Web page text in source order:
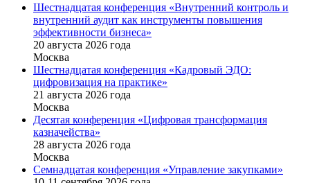
Шестнадцатая конференция «Внутренний контроль и
внутренний аудит как инструменты повышения
эффективности бизнеса»
20 августа 2026 года
Москва
Шестнадцатая конференция «Кадровый ЭДО:
цифровизация на практике»
21 августа 2026 года
Москва
Десятая конференция «Цифровая трансформация
казначейства»
28 августа 2026 года
Москва
Семнадцатая конференция «Управление закупками»